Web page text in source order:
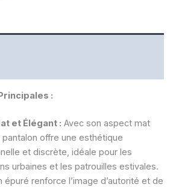
:
et Élégant : Avec son aspect mat
offre une esthétique
et discrète, idéale pour les
urbaines et les patrouilles estivales.
épuré renforce l’image d’autorité et de